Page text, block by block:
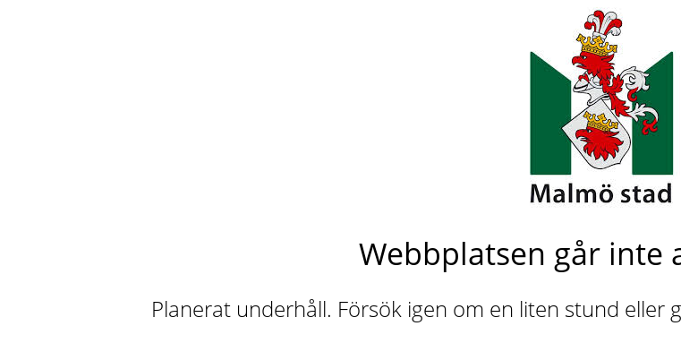
Webbplatsen går inte
Planerat underhåll. Försök igen om en liten stund eller